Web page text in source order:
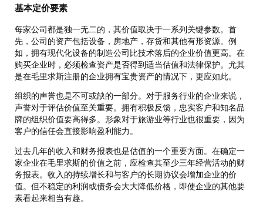
基本定价要素
每家公司都是独一无二的，其价值取决于一系列关键参数。首
先，公司的资产包括设备，房地产，存货和其他有形资源。例
如，拥有现代化设备的制造公司比技术落后的企业价值更高。在
购买企业时，必须检查资产是否得到适当估值和法律保护。尤其
是在毛里求斯注册的企业拥有宝贵资产的情况下，更应如此。
组织的声誉也是不可或缺的一部分。对于服务行业的企业来说，
声誉对于评估价值至关重要。拥有积极反馈，忠实客户和知名品
牌的组织价值要高得多。形象对于旅游业等行业也很重要，因为
客户的信任会直接影响盈利能力。
过去几年的收入和财务报表也是估值的一个重要方面。在确定一
家企业在毛里求斯的价值之前，应检查其至少三年经营活动的财
务报表。收入的持续增长和与客户的长期协议会增加企业的价
值。但不稳定的利润或债务会大大降低价格，即使企业的其他要
素看起来相当有趣。